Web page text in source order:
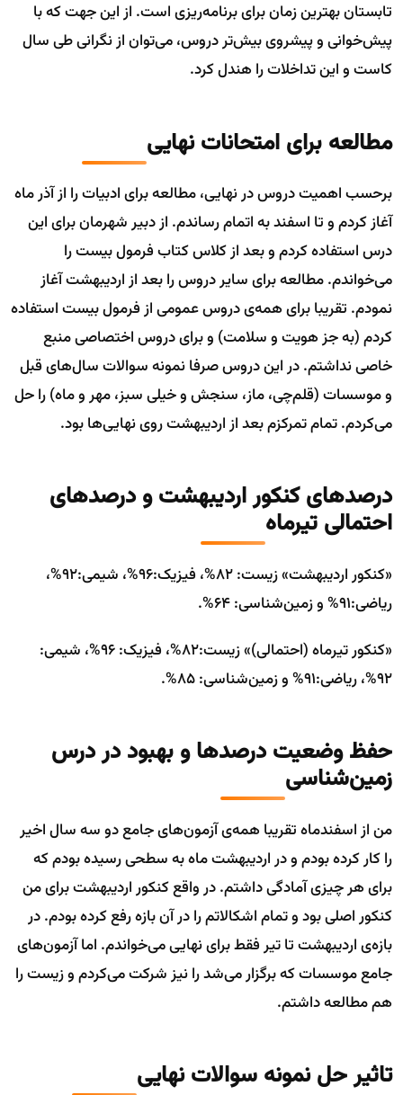
تابستان بهترین زمان برای برنامه‌ریزی است. از این جهت که با
پیش‌خوانی و پیشروی بیش‌تر دروس، می‌توان از نگرانی طی سال
کاست و این تداخلات را هندل کرد.
مطالعه برای امتحانات نهایی
برحسب اهمیت دروس در نهایی، مطالعه برای ادبیات را از آذر ماه
آغاز کردم و تا اسفند به اتمام رساندم. از دبیر شهرمان برای این
درس استفاده کردم و بعد از کلاس کتاب فرمول بیست را
می‌خواندم. مطالعه برای سایر دروس را بعد از اردیبهشت آغاز
نمودم. تقریبا برای همه‌ی دروس عمومی از فرمول بیست استفاده
کردم (به جز هویت و سلامت) و برای دروس اختصاصی منبع
خاصی نداشتم. در این دروس صرفا نمونه سوالات سال‌های قبل
و موسسات (قلم‌چی، ماز، سنجش و خیلی سبز، مهر و ماه) را حل
می‌کردم. تمام تمرکزم بعد از اردیبهشت روی نهایی‌ها بود.
درصدهای کنکور اردیبهشت و درصدهای
احتمالی تیرماه
«کنکور اردیبهشت» زیست: 82%، فیزیک:96%، شیمی:92%،
ریاضی:91% و زمین‌شناسی: 64%.
«کنکور تیرماه (احتمالی)» زیست:82%، فیزیک: 96%، شیمی:
92%، ریاضی:91% و زمین‌شناسی: 85%.
حفظ وضعیت درصدها و بهبود در درس
زمین‌شناسی
من از اسفندماه تقریبا همه‌ی آزمون‌های جامع دو سه سال اخیر
را کار کرده بودم و در اردیبهشت ماه به سطحی رسیده بودم که
برای هر چیزی آمادگی داشتم. در واقع کنکور اردیبهشت برای من
کنکور اصلی بود و تمام اشکالاتم را در آن بازه رفع کرده بودم. در
بازه‌ی اردیبهشت تا تیر فقط برای نهایی می‌خواندم. اما آزمون‌های
جامع موسسات که برگزار می‌شد را نیز شرکت می‌کردم و زیست را
هم مطالعه داشتم.
تاثیر حل نمونه سوالات نهایی